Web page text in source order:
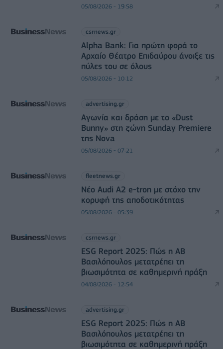
05/08/2026 - 19:58
csrnews.gr
Alpha Bank: Για πρώτη φορά το
Αρχαίο Θέατρο Επιδαύρου άνοιξε τις
πύλες του σε όλους
05/08/2026 - 10:12
advertising.gr
Αγωνία και δράση με το «Dust
Bunny» στη ζώνη Sunday Premiere
της Nova
05/08/2026 - 07:21
fleetnews.gr
Νέο Audi A2 e-tron με στόχο την
κορυφή της αποδοτικότητας
05/08/2026 - 05:39
csrnews.gr
ESG Report 2025: Πώς η ΑΒ
Βασιλόπουλος μετατρέπει τη
βιωσιμότητα σε καθημερινή πράξη
04/08/2026 - 12:54
advertising.gr
ESG Report 2025: Πώς η ΑΒ
Βασιλόπουλος μετατρέπει τη
βιωσιμότητα σε καθημερινή πράξη